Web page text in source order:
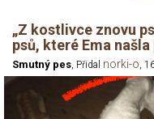
„Z kostlivce znovu
psů, které Ema
Smutný pes, Přidal norki-o,